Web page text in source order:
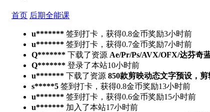
首页 后期全能课
u******* 签到打卡，获得0.8金币奖励3小时前
u******* 签到打卡，获得0.7金币奖励7小时前
Q******* 下载了资源 Ae/Pr/Ps/AVX/OFX/达芬奇
Q******* 登录了本站10小时前
u******* 下载了资源 850款剪映动态文字预设，剪
s*****5 签到打卡，获得0.8金币奖励13小时前
u******* 签到打卡，获得0.6金币奖励15小时前
u******* 加入了本站17小时前